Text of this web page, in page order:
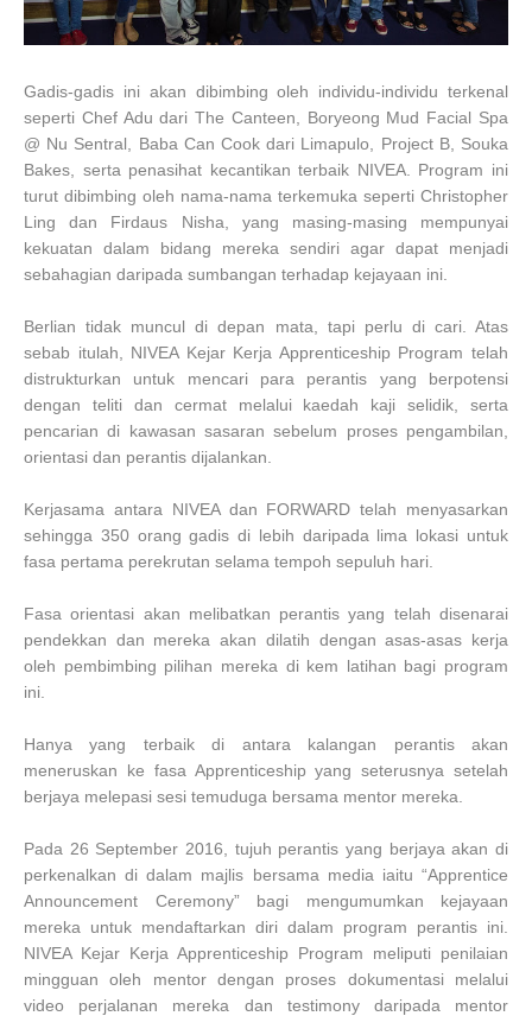
Gadis-gadis ini akan dibimbing oleh individu-individu terkenal
seperti Chef Adu dari The Canteen, Boryeong Mud Facial Spa
@ Nu Sentral, Baba Can Cook dari Limapulo, Project B, Souka
Bakes, serta penasihat kecantikan terbaik NIVEA. Program ini
turut dibimbing oleh nama-nama terkemuka seperti Christopher
Ling dan Firdaus Nisha, yang masing-masing mempunyai
kekuatan dalam bidang mereka sendiri agar dapat menjadi
sebahagian daripada sumbangan terhadap kejayaan ini.
Berlian tidak muncul di depan mata, tapi perlu di cari. Atas
sebab itulah, NIVEA Kejar Kerja Apprenticeship Program telah
distrukturkan untuk mencari para perantis yang berpotensi
dengan teliti dan cermat melalui kaedah kaji selidik, serta
pencarian di kawasan sasaran sebelum proses pengambilan,
orientasi dan perantis dijalankan.
Kerjasama antara NIVEA dan FORWARD telah menyasarkan
sehingga 350 orang gadis di lebih daripada lima lokasi untuk
fasa pertama perekrutan selama tempoh sepuluh hari.
Fasa orientasi akan melibatkan perantis yang telah disenarai
pendekkan dan mereka akan dilatih dengan asas-asas kerja
oleh pembimbing pilihan mereka di kem latihan bagi program
ini.
Hanya yang terbaik di antara kalangan perantis akan
meneruskan ke fasa Apprenticeship yang seterusnya setelah
berjaya melepasi sesi temuduga bersama mentor mereka.
Pada 26 September 2016, tujuh perantis yang berjaya akan di
perkenalkan di dalam majlis bersama media iaitu “Apprentice
Announcement Ceremony” bagi mengumumkan kejayaan
mereka untuk mendaftarkan diri dalam program perantis ini.
NIVEA Kejar Kerja Apprenticeship Program meliputi penilaian
mingguan oleh mentor dengan proses dokumentasi melalui
video perjalanan mereka dan testimony daripada mentor